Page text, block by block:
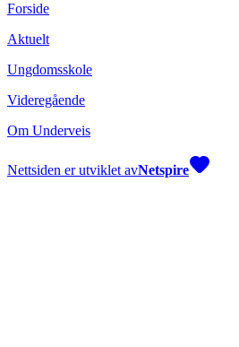
Forside
Aktuelt
Ungdomsskole
Videregående
Om Underveis
Nettsiden er utviklet avNetspire